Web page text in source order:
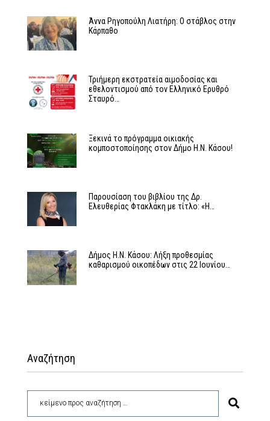
Άννα Ρηγοπούλη Λιατήρη: Ο στάβλος στην
Κάρπαθο
Τριήμερη εκστρατεία αιμοδοσίας και
εθελοντισμού από τον Ελληνικό Ερυθρό
Σταυρό…
Ξεκινά το πρόγραμμα οικιακής
κομποστοποίησης στον Δήμο Η.Ν. Κάσου!
Παρουσίαση του βιβλίου της Δρ.
Ελευθερίας Φτακλάκη με τίτλο: «Η…
Δήμος Η.Ν. Κάσου: Λήξη προθεσμίας
καθαρισμού οικοπέδων στις 22 Ιουνίου…
Αναζήτηση